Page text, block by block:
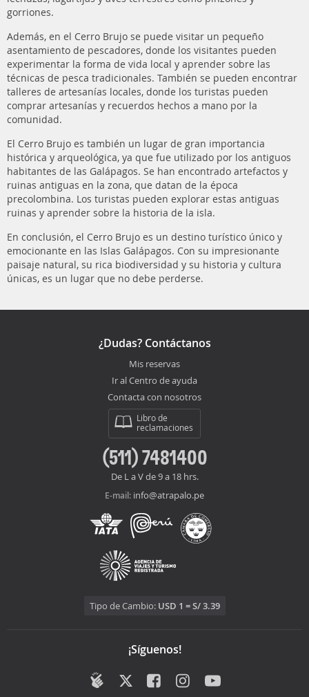
gorriones.
Además, en el Cerro Brujo se puede visitar un pequeño
asentamiento de pescadores, donde los visitantes pueden
experimentar la forma de vida local y aprender sobre las
técnicas de pesca tradicionales. También se pueden encontrar
talleres de artesanías locales, donde los turistas pueden
comprar artesanías y recuerdos hechos a mano por la
comunidad.
El Cerro Brujo es también un lugar de gran importancia
histórica y arqueológica, ya que fue utilizado por los antiguos
habitantes de las Galápagos. Se han encontrado artefactos y
ruinas antiguas en la zona, que datan de la época
precolombina. Los turistas pueden explorar estas antiguas
ruinas y aprender sobre la historia de la isla.
En conclusión, el Cerro Brujo es un destino turístico único y
emocionante en las Islas Galápagos. Con su impresionante
paisaje natural, su rica biodiversidad y su historia y cultura
únicas, es un lugar que no debe perderse.
¿Dudas? Contáctanos
Mis reservas
Ir al Centro de ayuda
Contacta con nosotros
Libro de
reclamaciones
(511) 7481400
De L a V de 9 a 18 hrs.
E-mail: info@atrapalo.pe
Tipo de Cambio: USD 1 = S/ 3.39
¡Síguenos!